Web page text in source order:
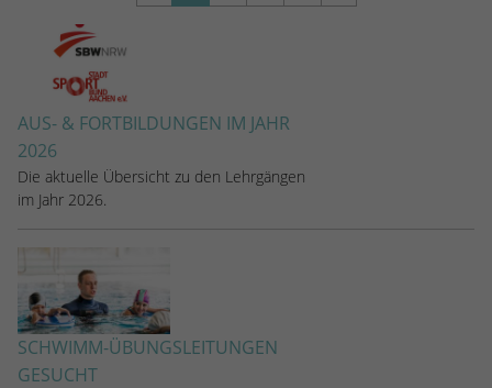
AUS- & FORTBILDUNGEN IM JAHR
2026
Die aktuelle Übersicht zu den Lehrgängen
im Jahr 2026.
SCHWIMM-ÜBUNGSLEITUNGEN
GESUCHT